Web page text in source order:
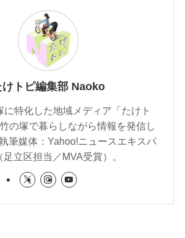
けトピ編集部 Naoko
に特化した地域メディア「たけト
の塚で暮らしながら情報を発信し
筆媒体：Yahoo!ニュースエキスパ
足立区担当／MVA受賞）。